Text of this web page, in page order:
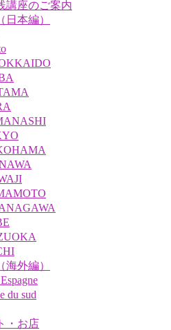
講座のご案内
本編）
外編）
du sud
・お店